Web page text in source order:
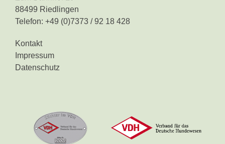
88499 Riedlingen
Telefon: +49 (0)7373 / 92 18 428
Kontakt
Impressum
Datenschutz